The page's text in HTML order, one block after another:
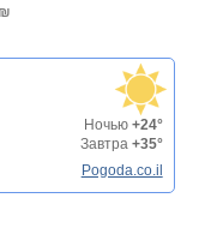
Ночью +24°
Завтра +35°
Pogoda.co.il